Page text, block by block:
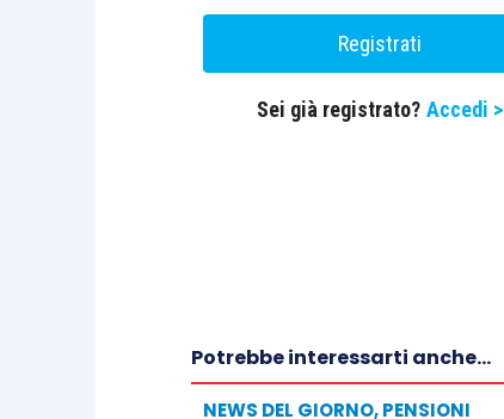
Registrati
Sei già registrato? Accedi >
Potrebbe interessarti anche...
NEWS DEL GIORNO,PENSIONI